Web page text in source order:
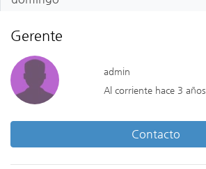
Gerente
admin
Al corriente hace 3 años
Contacto